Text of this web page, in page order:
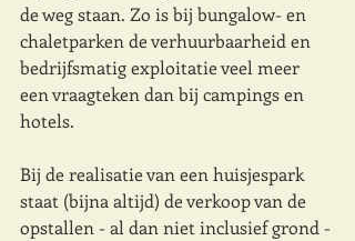
de weg staan. Zo is bij bungalow- en
chaletparken de verhuurbaarheid en
bedrijfsmatig exploitatie veel meer
een vraagteken dan bij campings en
hotels.
Bij de realisatie van een huisjespark
staat (bijna altijd) de verkoop van de
opstallen - al dan niet inclusief grond -